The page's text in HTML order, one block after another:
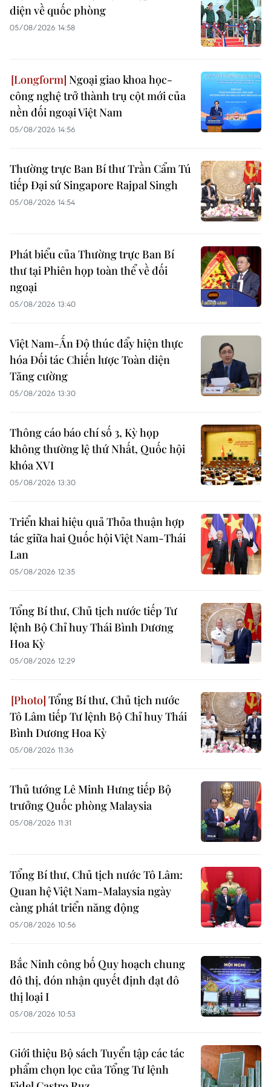
diện về quốc phòng
05/08/2026 14:58
Ngoại giao khoa học-
công nghệ trở thành trụ cột mới của
nền đối ngoại Việt Nam
05/08/2026 14:56
Thường trực Ban Bí thư Trần Cẩm Tú
tiếp Đại sứ Singapore Rajpal Singh
05/08/2026 14:54
Phát biểu của Thường trực Ban Bí
thư tại Phiên họp toàn thể về đối
ngoại
05/08/2026 13:40
Việt Nam-Ấn Độ thúc đẩy hiện thực
hóa Đối tác Chiến lược Toàn diện
Tăng cường
05/08/2026 13:30
Thông cáo báo chí số 3, Kỳ họp
không thường lệ thứ Nhất, Quốc hội
khóa XVI
05/08/2026 13:30
Triển khai hiệu quả Thỏa thuận hợp
tác giữa hai Quốc hội Việt Nam-Thái
Lan
05/08/2026 12:35
Tổng Bí thư, Chủ tịch nước tiếp Tư
lệnh Bộ Chỉ huy Thái Bình Dương
Hoa Kỳ
05/08/2026 12:29
Tổng Bí thư, Chủ tịch nước
Tô Lâm tiếp Tư lệnh Bộ Chỉ huy Thái
Bình Dương Hoa Kỳ
05/08/2026 11:36
Thủ tướng Lê Minh Hưng tiếp Bộ
trưởng Quốc phòng Malaysia
05/08/2026 11:31
Tổng Bí thư, Chủ tịch nước Tô Lâm:
Quan hệ Việt Nam-Malaysia ngày
càng phát triển năng động
05/08/2026 10:56
Bắc Ninh công bố Quy hoạch chung
đô thị, đón nhận quyết định đạt đô
thị loại I
05/08/2026 10:53
Giới thiệu Bộ sách Tuyển tập các tác
phẩm chọn lọc của Tổng Tư lệnh